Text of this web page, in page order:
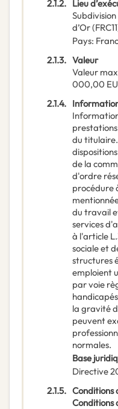
2.1.2. Lieu
d’Or(FRC11
Pays:
2.1.3. Valeur
Valeur
000,00
2.1.4.
du
de la
d'ordre
procédure
du travail
services
à l'article
sociale et
structures
emploient
par voie
la gravité
peuvent
normales.
Base
Directive
2.1.5. Conditions
Conditions